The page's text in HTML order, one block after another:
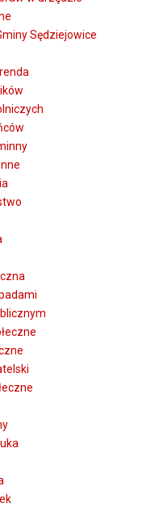
Sędziejowice